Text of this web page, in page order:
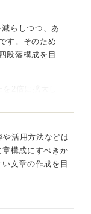
らしつつ、あ
す。そのため
段落構成を目
2倍に拡大し
あるかを瞬時
伝えよう
活用方法などは
構成にすべきか
文章の作成を目